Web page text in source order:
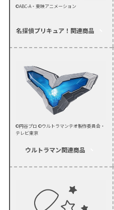
©ABC-A・東映アニメーション
名探偵プリキュア！ 関連商品
©円谷プロ ©ウルトラマンテオ製作委員会・
テレビ東京
ウルトラマン関連商品